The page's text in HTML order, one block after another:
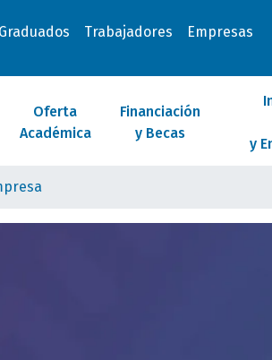
Graduados Trabajadores Empresas
Oferta
Académica
Financiación
y Becas
y